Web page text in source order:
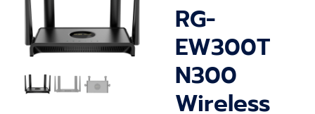
RG-
EW300T
N300
Wireless